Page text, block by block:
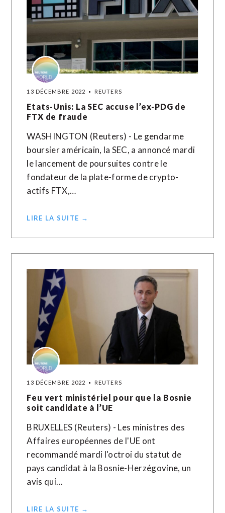
13 DÉCEMBRE 2022 REUTERS
Etats-Unis: La SEC accuse l’ex-PDG de
FTX de fraude
WASHINGTON (Reuters) - Le gendarme
boursier américain, la SEC, a annoncé mardi
le lancement de poursuites contre le
fondateur de la plate-forme de crypto-
actifs FTX,…
LIRE LA SUITE →
13 DÉCEMBRE 2022 REUTERS
Feu vert ministériel pour que la Bosnie
soit candidate à l’UE
BRUXELLES (Reuters) - Les ministres des
Affaires européennes de l'UE ont
recommandé mardi l'octroi du statut de
pays candidat à la Bosnie-Herzégovine, un
avis qui…
LIRE LA SUITE →